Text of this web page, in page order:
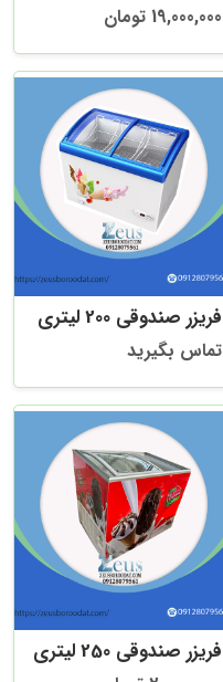
19,000,000 تومان
فریزر صندوقی 200 لیتری
تماس بگیرید
فریزر صندوقی 250 لیتری